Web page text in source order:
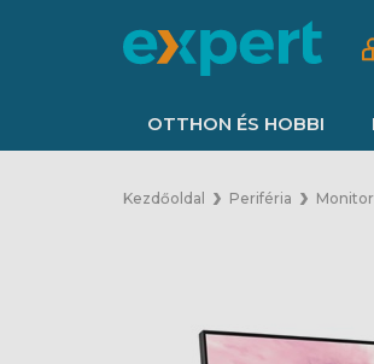
OTTHON ÉS HOBBI
Kezdőoldal Periféria Monitor